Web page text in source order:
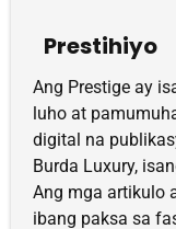
Prestihiyo
Ang Prestige ay
luho at
digital na
Burda Luxury,
Ang mga artikulo
ibang paksa sa